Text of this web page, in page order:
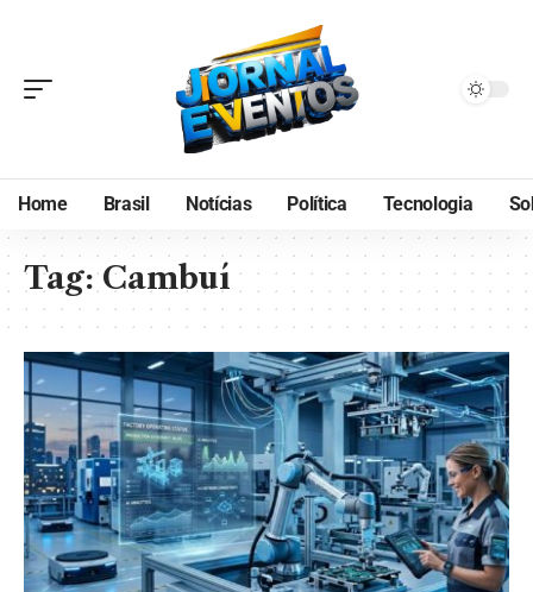
Home Brasil Notícias Política Tecnologia
Tag:Cambuí